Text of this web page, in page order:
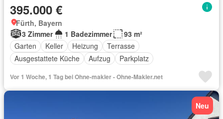
395.000 €
Fürth, Bayern
3 Zimmer
1 Badezimmer
93 m²
Garten
Keller Heizung
Terrasse
Ausgestattete Küche
Aufzug Parkplatz
Vor 1 Woche, 1 Tag bei Ohne-makler - Ohne-Makler.net
Neu